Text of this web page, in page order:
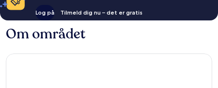
Log på Tilmeld dig nu – det er gratis
Om området